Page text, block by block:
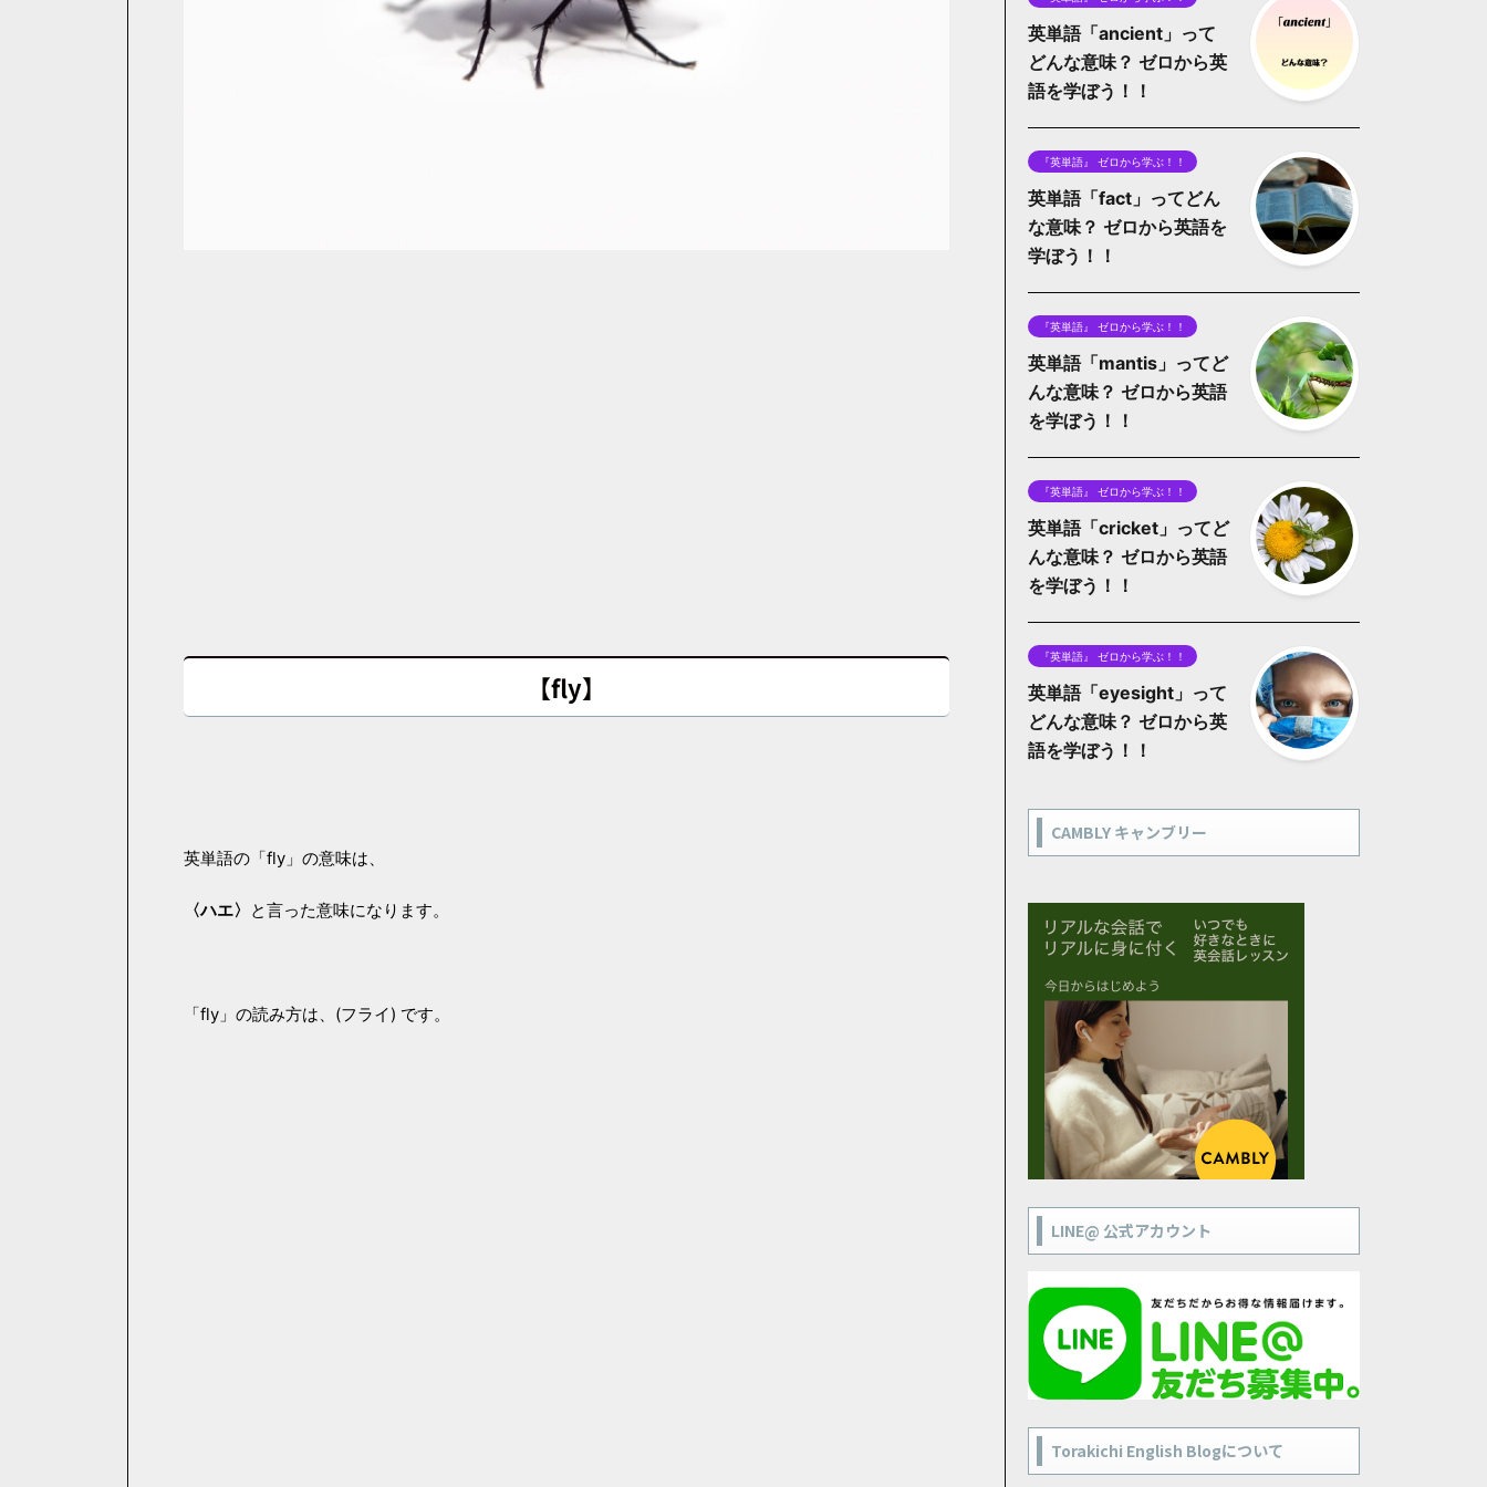
【fly】
英単語の「fly」の意味は、
〈ハエ〉 と言った意味になります。
「fly」の読み方は、(フライ) です。
英単語「ancient」って
どんな意味？ ゼロから英
語を学ぼう！！
『英単語』 ゼロから学ぶ！！
英単語「fact」ってどん
な意味？ ゼロから英語を
学ぼう！！
『英単語』 ゼロから学ぶ！！
英単語「mantis」ってど
んな意味？ ゼロから英語
を学ぼう！！
『英単語』 ゼロから学ぶ！！
英単語「cricket」ってど
んな意味？ ゼロから英語
を学ぼう！！
『英単語』 ゼロから学ぶ！！
英単語「eyesight」って
どんな意味？ ゼロから英
語を学ぼう！！
CAMBLY キャンブリー
LINE@ 公式アカウント
Torakichi English Blogについて